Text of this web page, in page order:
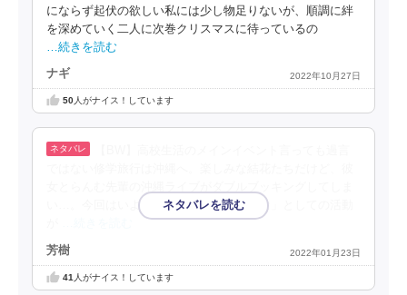
にならず起伏の欲しい私には少し物足りないが、順調に絆
を深めていく二人に次巻クリスマスに待っているの
…続きを読む
ナギ 2022年10月27日
50人がナイス！しています
い…。今回はいよいよ結花の声優「ゆうな」としての活動
芳樹 2022年01月23日
41 人がナイス！しています